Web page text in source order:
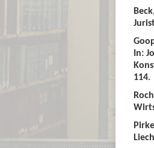
In:
114.